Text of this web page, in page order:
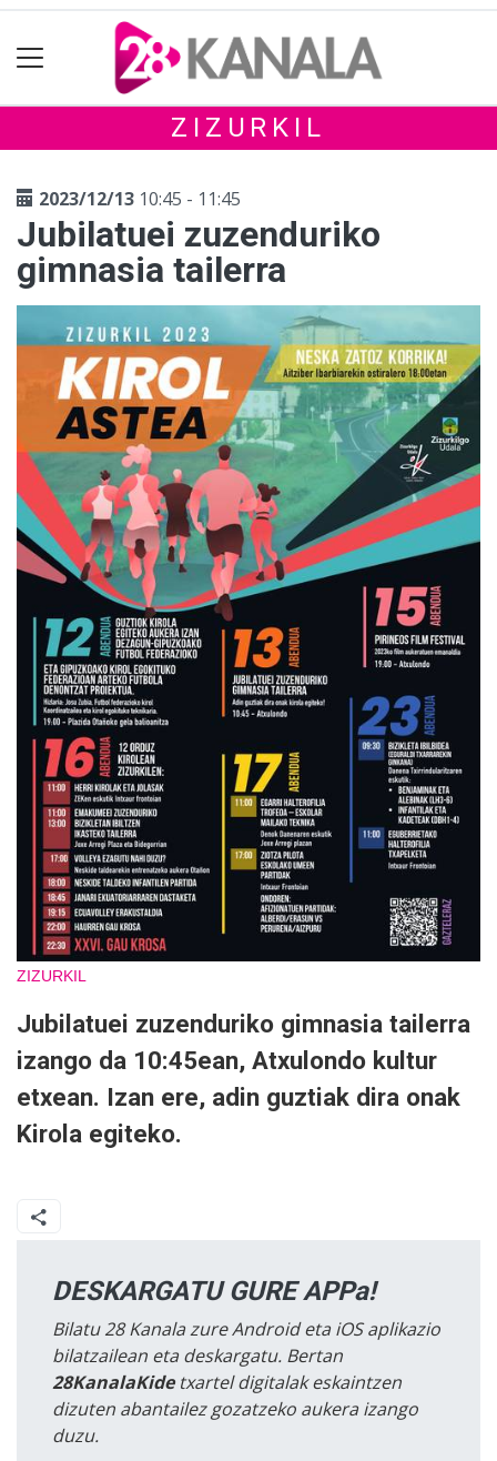
ZIZURKIL
2023/12/13 10:45 - 11:45
Jubilatuei zuzenduriko
gimnasia tailerra
ZIZURKIL
Jubilatuei zuzenduriko gimnasia tailerra
izango da 10:45ean, Atxulondo kultur
etxean. Izan ere, adin guztiak dira onak
Kirola egiteko.
DESKARGATU GURE APPa!
Bilatu 28 Kanala zure Android eta iOS aplikazio
bilatzailean eta deskargatu. Bertan
28KanalaKidetxartel digitalak eskaintzen
dizuten abantailez gozatzeko aukera izango
duzu.